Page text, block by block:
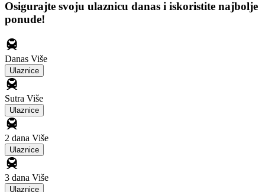
Osigurajte svoju ulaznicu danas i iskoristite najbolje
ponude!
Danas Više
Ulaznice
Sutra Više
Ulaznice
2 dana Više
Ulaznice
3 dana Više
Ulaznice